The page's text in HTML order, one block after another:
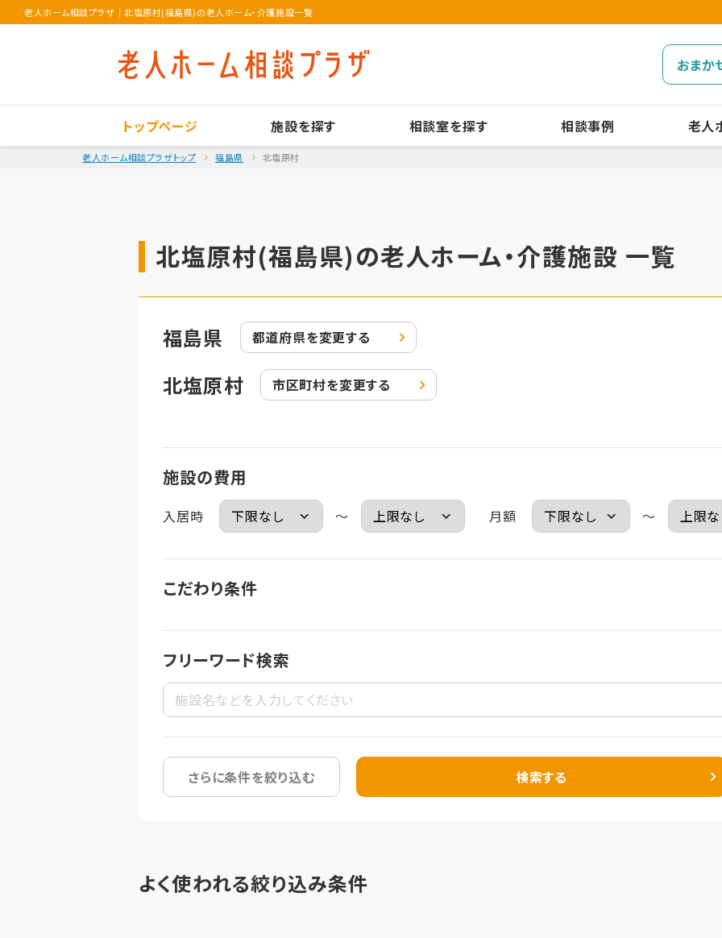
老人ホーム相談プラザ ｜北塩原村(福島県)の老人ホーム・介護施設一覧
おまか
トップページ 施設を探す 相談室を探す 相談事例 老人
老人ホーム相談プラザトップ 福島県 北塩原村
北塩原村(福島県)の老人ホーム・介護施設 一覧
福島県 都道府県を変更する
北塩原村 市区町村を変更する
施設の費用
入居時 ～ 月額 ～
こだわり条件
フリーワード検索
さらに条件を絞り込む 検索する
よく使われる絞り込み条件